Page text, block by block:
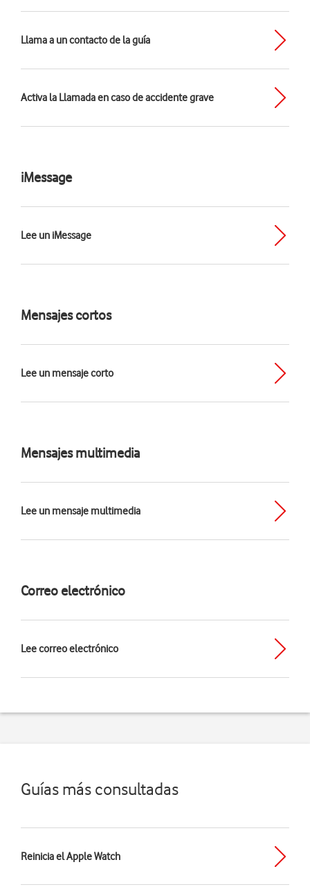
Llama a un contacto de la guía
Activa la Llamada en caso de accidente grave
iMessage
Lee un iMessage
Mensajes cortos
Lee un mensaje corto
Mensajes multimedia
Lee un mensaje multimedia
Correo electrónico
Lee correo electrónico
Guías más consultadas
Reinicia el Apple Watch